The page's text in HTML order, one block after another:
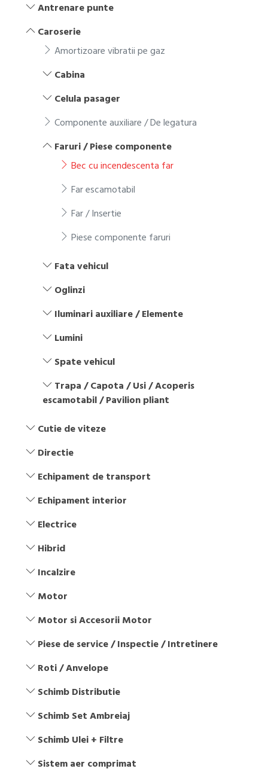
Antrenare punte
Caroserie
Amortizoare vibratii pe gaz
Cabina
Celula pasager
Componente auxiliare / De legatura
Faruri / Piese componente
Bec cu incendescenta far
Far escamotabil
Far / Insertie
Piese componente faruri
Fata vehicul
Oglinzi
Iluminari auxiliare / Elemente
Lumini
Spate vehicul
Trapa / Capota / Usi / Acoperis
escamotabil / Pavilion pliant
Cutie de viteze
Directie
Echipament de transport
Echipament interior
Electrice
Hibrid
Incalzire
Motor
Motor si Accesorii Motor
Piese de service / Inspectie / Intretinere
Roti / Anvelope
Schimb Distributie
Schimb Set Ambreiaj
Schimb Ulei + Filtre
Sistem aer comprimat